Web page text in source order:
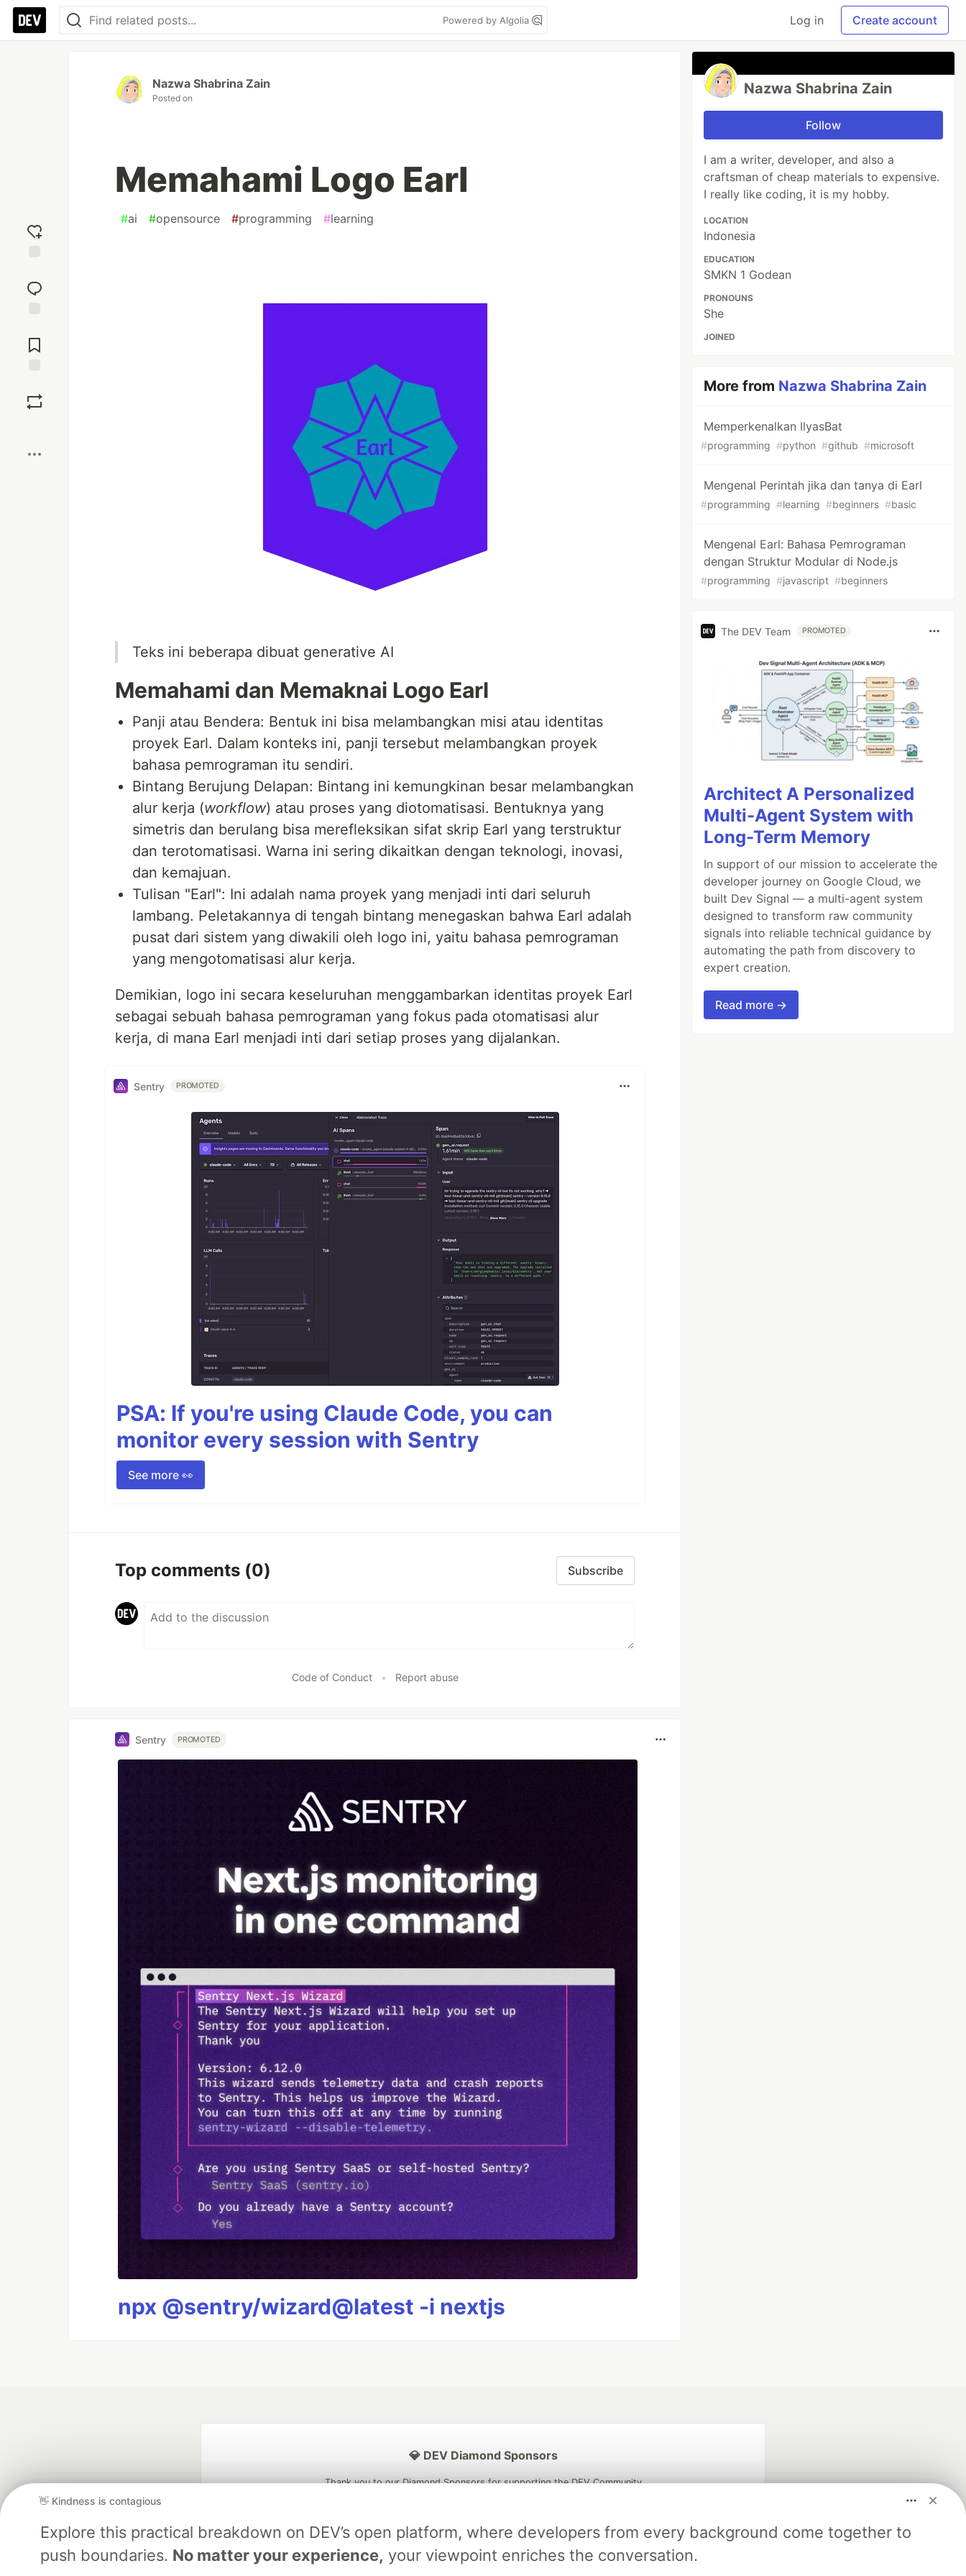
Powered by Algolia Log in Create account
reaction
Comments
Nazwa Shabrina Zain
Posted on
Memahami Logo Earl
#ai #opensource #programming #learning
Teks ini beberapa dibuat generative AI
Memahami dan Memaknai Logo Earl
Panji atau Bendera: Bentuk ini bisa melambangkan misi atau identitas
proyek Earl. Dalam konteks ini, panji tersebut melambangkan proyek
bahasa pemrograman itu sendiri.
Bintang Berujung Delapan: Bintang ini kemungkinan besar melambangkan
alur kerja (workflow) atau proses yang diotomatisasi. Bentuknya yang
simetris dan berulang bisa merefleksikan sifat skrip Earl yang terstruktur
dan terotomatisasi. Warna ini sering dikaitkan dengan teknologi, inovasi,
dan kemajuan.
Tulisan "Earl": Ini adalah nama proyek yang menjadi inti dari seluruh
lambang. Peletakannya di tengah bintang menegaskan bahwa Earl adalah
pusat dari sistem yang diwakili oleh logo ini, yaitu bahasa pemrograman
yang mengotomatisasi alur kerja.
Demikian, logo ini secara keseluruhan menggambarkan identitas proyek Earl
sebagai sebuah bahasa pemrograman yang fokus pada otomatisasi alur
kerja, di mana Earl menjadi inti dari setiap proses yang dijalankan.
Sentry PROMOTED
PSA: If you're using Claude Code, you can
monitor every session with Sentry
See more 👀
Top comments (0) Subscribe
Code of Conduct • Report abuse
Sentry PROMOTED
npx @sentry/wizard@latest -i nextjs
Nazwa Shabrina Zain
Follow
I am a writer, developer, and also a
craftsman of cheap materials to expensive.
I really like coding, it is my hobby.
LOCATION
Indonesia
EDUCATION
SMKN 1 Godean
PRONOUNS
She
JOINED
More from Nazwa Shabrina Zain
Memperkenalkan IlyasBat
#programming #python #github #microsoft
Mengenal Perintah jika dan tanya di Earl
#programming #learning #beginners #basic
Mengenal Earl: Bahasa Pemrograman
dengan Struktur Modular di Node.js
#programming #javascript #beginners
The DEV Team PROMOTED
Architect A Personalized
Multi-Agent System with
Long-Term Memory
In support of our mission to accelerate the
developer journey on Google Cloud, we
built Dev Signal — a multi-agent system
designed to transform raw community
signals into reliable technical guidance by
automating the path from discovery to
expert creation.
Read more →
👋 Kindness is contagious
Explore this practical breakdown on DEV’s open platform, where developers from every background come together to
push boundaries. No matter your experience, your viewpoint enriches the conversation.
💎 DEV Diamond Sponsors
Thank you to our Diamond Sponsors for supporting the DEV Community
Google AI is the official AI Model